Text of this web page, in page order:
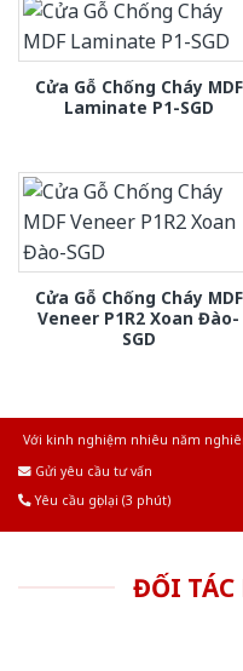
Cửa Gỗ Chống Cháy MDF
Laminate P1-SGD
Cửa Gỗ Chống Cháy MDF
Veneer P1R2 Xoan Đào-
SGD
Với kinh nghiệm nhiêu năm
Gửi yêu cầu tư vấn
Yêu cầu gọi lại (3 phút)
ĐỐI TÁC